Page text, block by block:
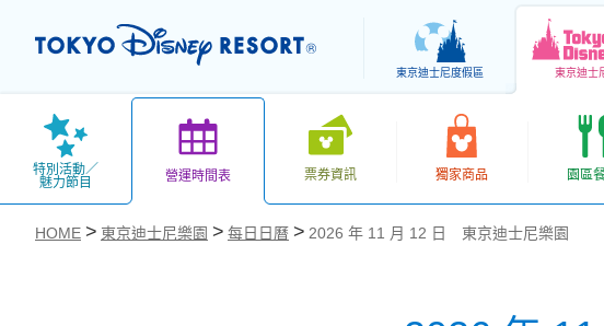
東京迪士尼度假區 東京迪士
特別活動／
魅力節目
營運時間表 票券資訊 獨家商品 園區
HOME 東京迪士尼樂園 每日日曆 2026 年 11 月 12 日 東京迪士尼樂園